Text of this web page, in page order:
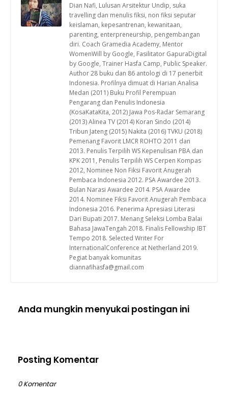
Dian Nafi, Lulusan Arsitektur Undip, suka
travelling dan menulis fiksi, non fiksi seputar
keislaman, kepesantrenan, kewanitaan,
parenting, enterpreneurship, pengembangan
diri. Coach Gramedia Academy, Mentor
WomenWill by Google, Fasilitator GapuraDigital
by Google, Trainer Hasfa Camp, Public Speaker.
Author 28 buku dan 86 antologi di 17 penerbit
Indonesia. Profilnya dimuat di Harian Analisa
Medan (2011) Buku Profil Perempuan
Pengarang dan Penulis Indonesia
(KosaKataKita, 2012) Jawa Pos-Radar Semarang
(2013) Alinea TV (2014) Koran Sindo (2014)
Tribun Jateng (2015) Nakita (2016) TVKU (2018)
Pemenang Favorit LMCR ROHTO 2011 dan
2013. Penulis Terpilih WS Kepenulisan PBA dan
KPK 2011, Penulis Terpilih WS Cerpen Kompas
2012, Nominee Non Fiksi Favorit Anugerah
Pembaca Indonesia 2012. PSA Awardee 2013.
Bulan Narasi Awardee 2014. PSA Awardee
2014. Nominee Fiksi Favorit Anugerah Pembaca
Indonesia 2016. Penerima Apresiasi Literasi
Dari Bupati 2017. Menang Seleksi Lomba Balai
Bahasa JawaTengah 2018. Finalis Fellowship IBT
Tempo 2018. Selected Writer For
InternationalConference at Netherland 2019.
Pegiat banyak komunitas
diannafihasfa@gmail.com
Anda mungkin menyukai postingan ini
Posting Komentar
0 Komentar